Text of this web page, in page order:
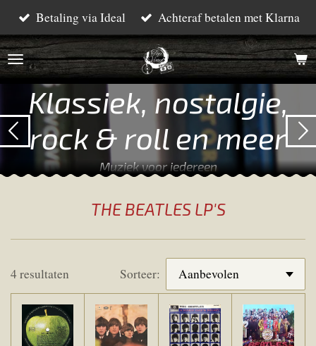
Ga
direct
naar
hoofdinhoud
Betaling via Ideal Achteraf betalen met Klarna
Klassiek, nostalgie,
rock & roll en meer
Muziek voor iedereen
THE BEATLES LP'S
4 resultaten Sorteer: